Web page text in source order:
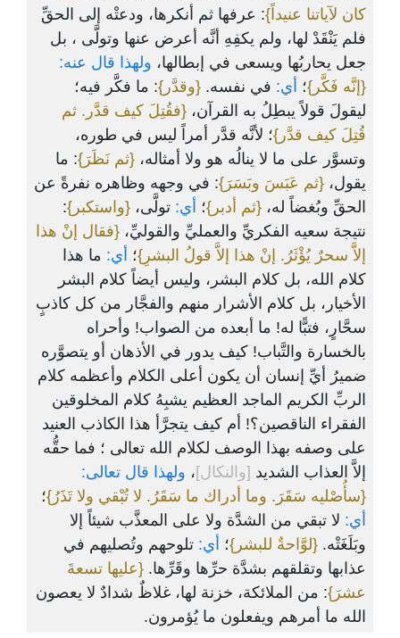
كان لآياتنا عنيداً}: عرفها ثم أنكرها، ودعتْه إلى الحقِّ
فلم يَنْقَدْ لها، ولم يكفِهِ أنَّه أعرض عنها وتولَّى ، بل
جعل يحاربُها ويسعى في إبطالها، ولهذا قال عنه:
{إنَّه فَكَّر}؛ أي: في نفسه. {وقدَّر}: ما فكَّر فيه؛
ليقولَ قولاً يبطِلُ به القرآن، {فقُتِلَ كيف قدَّر. ثم
قُتِلَ كيف قدَّر}؛ لأنَّه قدَّر أمراً ليس في طوره،
وتسوَّر على ما لا ينالُه هو ولا أمثاله، {ثم نَظَرَ}: ما
يقول، {ثم عَبَسَ وبَسَرَ}: في وجهه وظاهره نفرةً عن
الحقِّ وبُغضاً له، {ثم أدبر}؛ أي: تولَّى، {واستكبر}:
نتيجة سعيه الفكريِّ والعمليِّ والقوليِّ، {فقال إنْ هذا
إلاَّ سحرٌ يُؤْثَرُ. إنْ هذا إلاَّ قولُ البشرِ}؛ أي: ما هذا
كلام الله، بل كلام البشر، وليس أيضاً كلام البشر
الأخيار، بل كلام الأشرار منهم والفجَّار من كل كاذبٍ
سحَّارٍ، فتبًّا له! ما أبعده من الصواب! وأحراه
بالخسارة والتَّباب! كيف يدور في الأذهان أو يتصوَّره
ضميرُ أيِّ إنسان أن يكون أعلى الكلام وأعظمه كلام
الربِّ الكريم الماجد العظيم يشبِهُ كلام المخلوقين
الفقراء الناقصين؟! أم كيف يتجرَّأ هذا الكاذب العنيد
على وصفه بهذا الوصف لكلام الله تعالى ؛ فما حقُّه
إلاَّ العذاب الشديد [والنكال] ، ولهذا قال تعالى:
{سأُصْليه سَقَرَ. وما أدراك ما سَقَرُ. لا تُبْقي ولا تَذَرُ}؛
أي: لا تبقي من الشدَّة ولا على المعذَّب شيئاً إلا
وبَلَغَتْه. {لوَّاحةٌ للبشر}؛ أي: تلوحهم وتُصليهم في
عذابها وتقلقهم بشدَّة حرِّها وقَرِّها. {عليها تسعةَ
عشرَ}: من الملائكة، خزنة لها، غلاظٌ شدادٌ لا يعصون
الله ما أمرهم ويفعلون ما يُؤمرون.